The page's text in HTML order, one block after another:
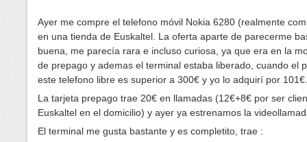
Ayer me compre el telefono móvil Nokia 6280 (realmente
en una tienda de Euskaltel. La oferta aparte de parecerme
buena, me parecía rara e incluso curiosa, ya que era en la
de prepago y ademas el terminal estaba liberado, cuando el
este telefono libre es superior a 300€ y yo lo adquirí por 101€.
La tarjeta prepago trae 20€ en llamadas (12€+8€ por ser
Euskaltel en el domicilio) y ayer ya estrenamos la
El terminal me gusta bastante y es completito, trae :